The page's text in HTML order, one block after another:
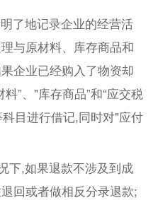
了地记录企业的经营活
与原材料、库存商品和
企业已经购入了物资却
”、"库存商品”和“应交税
目进行借记,同时对"应付
下,如果退款不涉及到成
回或者做相反分录退款;